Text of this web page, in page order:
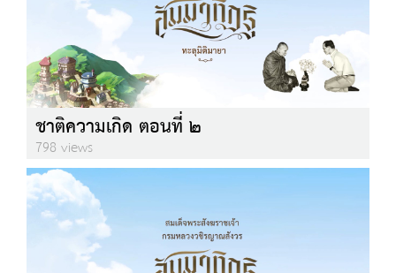
ชาติความเกิด ตอนที่ ๒
798 views